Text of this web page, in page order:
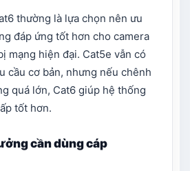
thường là lựa chọn nên ưu
đáp ứng tốt hơn cho camera
mạng hiện đại. Cat5e vẫn có
cầu cơ bản, nhưng nếu chênh
quá lớn, Cat6 giúp hệ thống
tốt hơn.
cần dùng cáp